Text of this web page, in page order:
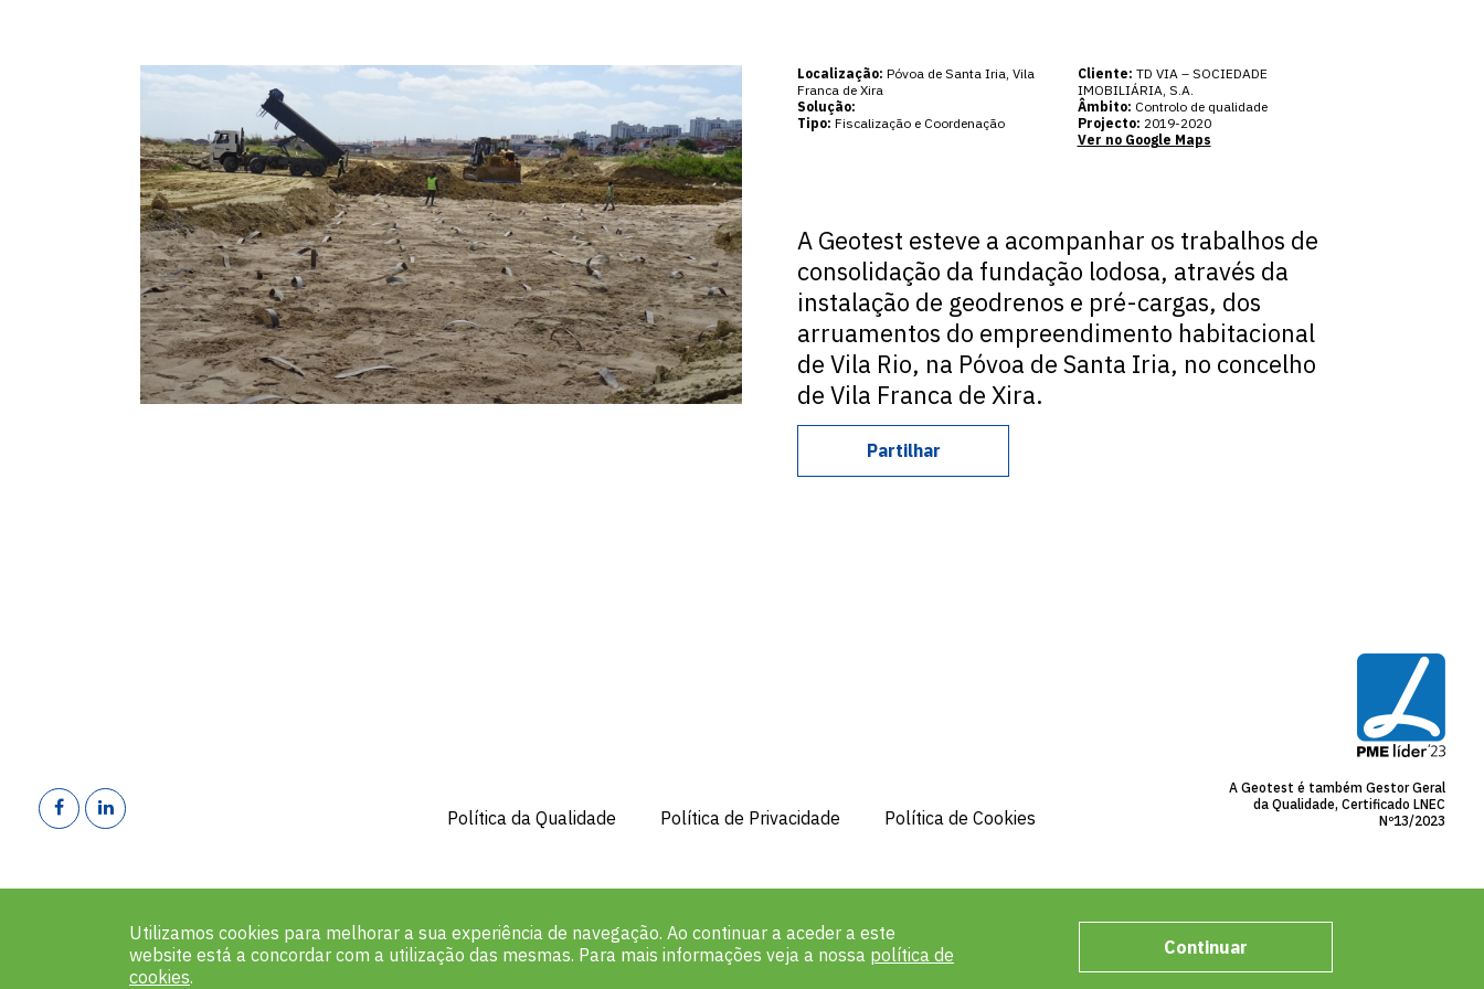
Localização: Póvoa de Santa Iria, Vila
Franca de Xira
Solução:
Tipo: Fiscalização e Coordenação
Cliente: TD VIA – SOCIEDADE
IMOBILIÁRIA, S.A.
Âmbito: Controlo de qualidade
Projecto: 2019-2020
Ver no Google Maps
A Geotest esteve a acompanhar os trabalhos de
consolidação da fundação lodosa, através da
instalação de geodrenos e pré-cargas, dos
arruamentos do empreendimento habitacional
de Vila Rio, na Póvoa de Santa Iria, no concelho
de Vila Franca de Xira.
Partilhar
Política da Qualidade Política de Privacidade Política de Cookies
A Geotest é também Gestor Geral
da Qualidade, Certificado LNEC
Nº13/2023
©2026 Geotest. Todos os direitos reservados. Designed and developed by Deadinbeirute™
Utilizamos cookies para melhorar a sua experiência de navegação. Ao continuar a aceder a este
website está a concordar com a utilização das mesmas. Para mais informações veja a nossa política de
cookies.
Continuar